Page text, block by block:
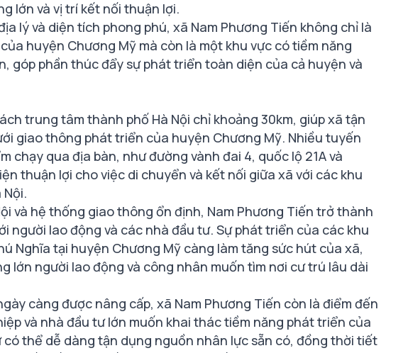
lớn và vị trí kết nối thuận lợi.
lý và diện tích phong phú, xã Nam Phương Tiến không chỉ là
huyện Chương Mỹ mà còn là một khu vực có tiềm năng
góp phần thúc đẩy sự phát triển toàn diện của cả huyện và
trung tâm thành phố Hà Nội chỉ khoảng 30km, giúp xã tận
giao thông phát triển của huyện Chương Mỹ. Nhiều tuyến
chạy qua địa bàn, như đường vành đai 4, quốc lộ 21A và
thuận lợi cho việc di chuyển và kết nối giữa xã với các khu
và hệ thống giao thông ổn định, Nam Phương Tiến trở thành
người lao động và các nhà đầu tư. Sự phát triển của các khu
Nghĩa tại huyện Chương Mỹ càng làm tăng sức hút của xã,
lớn người lao động và công nhân muốn tìm nơi cư trú lâu dài
càng được nâng cấp, xã Nam Phương Tiến còn là điểm đến
và nhà đầu tư lớn muốn khai thác tiềm năng phát triển của
thể dễ dàng tận dụng nguồn nhân lực sẵn có, đồng thời tiết